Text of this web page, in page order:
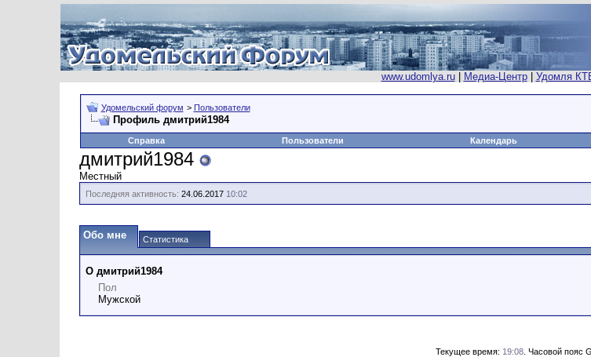
www.udomlya.ru| Медиа-Центр| Удомля
Удомельский форум > Пользователи
Профиль дмитрий1984
Справка
Пользователи Календарь
дмитрий1984
Местный
Последняя активность: 24.06.2017 10:02
Обо мне Статистика
О дмитрий1984
Пол
Мужской
Текущее время: 19:08 . Часовой пояс